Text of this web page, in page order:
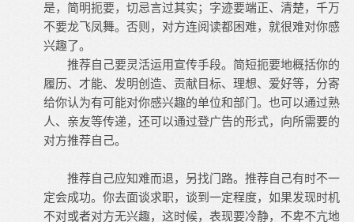
是，简明扼要，切忌言过其实；字迹要端正、清楚，千万
不要龙飞凤舞。否则，对方连阅读都困难，就很难对你感
兴趣了。
推荐自己要灵活运用宣传手段。简短扼要地概括你的
履历、才能、发明创造、贡献目标、理想、爱好等，分寄
给你认为有可能对你感兴趣的单位和部门。也可以通过熟
人、亲友等传递，还可以通过登广告的形式，向所需要的
对方推荐自己。
推荐自己应知难而退，另找门路。推荐自己有时不一
定会成功。你去面谈求职，谈到一定程度，如果发现时机
不对或者对方无兴趣，这时候，表现要冷静，不卑不亢地